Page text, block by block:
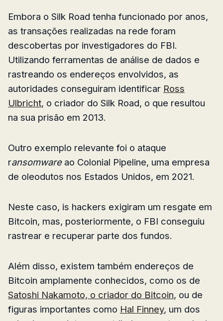
Embora o Silk Road tenha funcionado por anos,
as transações realizadas na rede foram
descobertas por investigadores do FBI.
Utilizando ferramentas de análise de dados e
rastreando os endereços envolvidos, as
autoridades conseguiram identificar Ross
Ulbricht, o criador do Silk Road, o que resultou
na sua prisão em 2013.
Outro exemplo relevante foi o ataque
ransomwareao Colonial Pipeline, uma empresa
de oleodutos nos Estados Unidos, em 2021.
Neste caso, is hackers exigiram um resgate em
Bitcoin, mas, posteriormente, o FBI conseguiu
rastrear e recuperar parte dos fundos.
Além disso, existem também endereços de
Bitcoin amplamente conhecidos, como os de
Satoshi Nakamoto, o criador do Bitcoin, ou de
figuras importantes como Hal Finney, um dos